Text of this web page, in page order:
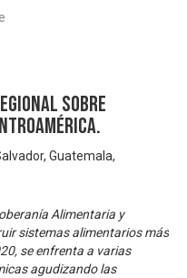
sobre
Guatemala,
Alimentaria y
sistemas alimentarios más
se enfrenta a varias
agudizando las